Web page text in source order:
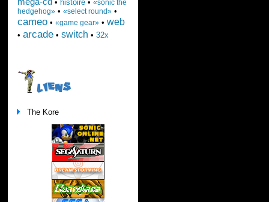
• histoire• «sonic the
hedgehog»• «select round»•
cameo• «game gear»• web
• arcade• switch • 32x
LIENS
The Kore